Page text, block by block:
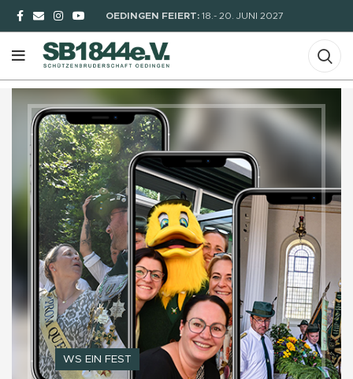
OEDINGEN FEIERT: 18.- 20. JUNI 2027
WS EIN FEST